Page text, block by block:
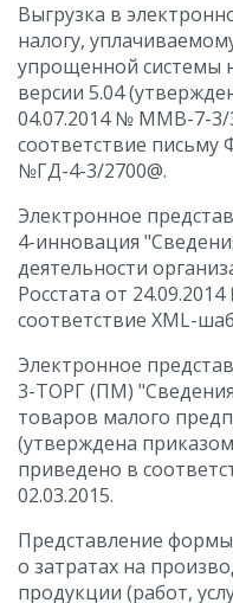
Выгрузка в
налогу,
упрощенной системы
версии 5.04
04.07.2014 № ММВ-7-3/
соответствие письму
№ГД-4-3/2700@.
Электронное
4-инновация
деятельности
Росстата от
соответствие XML-
Электронное
3-ТОРГ (ПМ)
товаров малого
(утверждена
приведено в
02.03.2015.
Представление
о затратах на
продукции (работ,